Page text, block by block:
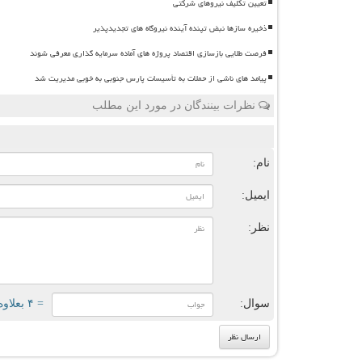
ذخیره سازها نبض تپنده آینده نیروگاه های تجدیدپذیر
فرصت طلایی بازسازی اقتصاد پروژه های آماده سرمایه گذاری معرفی شوند
پیامد های ناشی از حملات به تأسیسات پارس جنوبی به خوبی مدیریت شد
نظرات بینندگان در مورد این مطلب
نام:
ایمیل:
نظر:
سوال: = ۴ بعلاوه ۵